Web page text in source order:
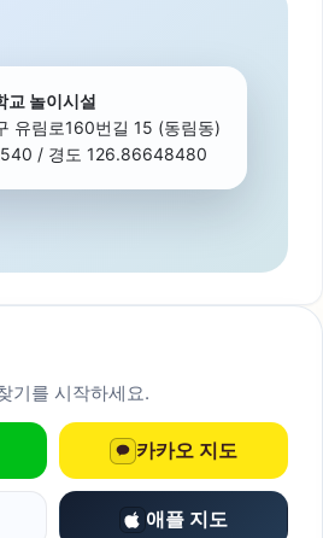
교 놀이시설
유림로160번길 15 (동림동)
/ 경도 126.86648480
기를 시작하세요.
카카오 지도
애플 지도